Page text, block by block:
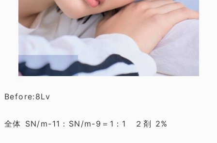
Before:8Lv
全体 SN/m-11：SN/m-9＝1：1 ２剤 2%